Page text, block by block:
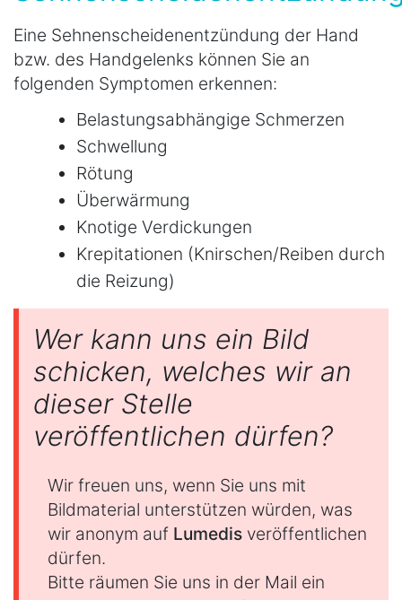
Eine Sehnenscheidenentzündung der Hand
bzw. des Handgelenks können Sie an
folgenden Symptomen erkennen:
Belastungsabhängige Schmerzen
Schwellung
Rötung
Überwärmung
Knotige Verdickungen
Krepitationen (Knirschen/Reiben durch
die Reizung)
Wer kann uns ein Bild
schicken, welches wir an
dieser Stelle
veröffentlichen dürfen?
Wir freuen uns, wenn Sie uns mit
Bildmaterial unterstützen würden, was
wir anonym auf Lumedis veröffentlichen
dürfen.
Bitte räumen Sie uns in der Mail ein